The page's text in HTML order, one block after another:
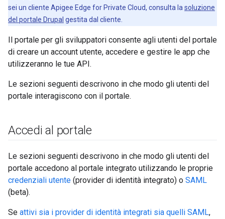
sei un cliente Apigee Edge for Private Cloud, consulta la soluzione
del portale Drupal gestita dal cliente.
Il portale per gli sviluppatori consente agli utenti del portale
di creare un account utente, accedere e gestire le app che
utilizzeranno le tue API.
Le sezioni seguenti descrivono in che modo gli utenti del
portale interagiscono con il portale.
Accedi al portale
Le sezioni seguenti descrivono in che modo gli utenti del
portale accedono al portale integrato utilizzando le proprie
credenziali utente (provider di identità integrato) o SAML
(beta).
Se attivi sia i provider di identità integrati sia quelli SAML,